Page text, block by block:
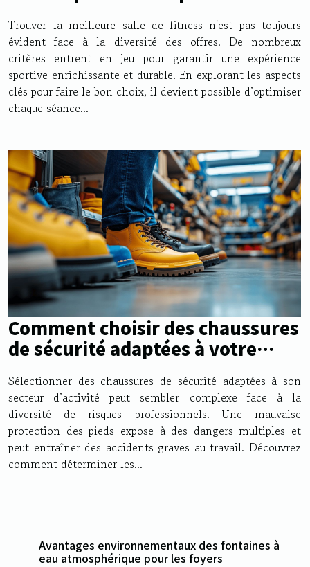
Trouver la meilleure salle de fitness n'est pas toujours
évident face à la diversité des offres. De nombreux
critères entrent en jeu pour garantir une expérience
sportive enrichissante et durable. En explorant les aspects
clés pour faire le bon choix, il devient possible d’optimiser
chaque séance...
Comment choisir des chaussures
de sécurité adaptées à votre
Sélectionner des chaussures de sécurité adaptées à son
secteur d’activité peut sembler complexe face à la
diversité de risques professionnels. Une mauvaise
protection des pieds expose à des dangers multiples et
peut entraîner des accidents graves au travail. Découvrez
comment déterminer les...
Avantages environnementaux des fontaines à
eau atmosphérique pour les foyers